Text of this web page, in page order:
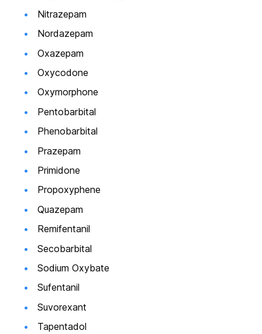
Nitrazepam
Nordazepam
Oxazepam
Oxycodone
Oxymorphone
Pentobarbital
Phenobarbital
Prazepam
Primidone
Propoxyphene
Quazepam
Remifentanil
Secobarbital
Sodium Oxybate
Sufentanil
Suvorexant
Tapentadol